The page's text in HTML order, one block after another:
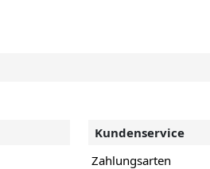
Kundenservice
Zahlungsarten